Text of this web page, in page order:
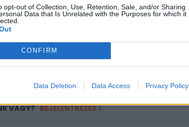
opt-out of Collection, Use, Retention, Sale, and/or Sharing
Data that Is Unrelated with the Purposes for which it
CONFIRM
Data Deletion Data Access Privacy Policy
tartalmazza:
cikkarchívum
elmúlt 2 év napon belüli
VAGY? BEJELENTKEZÉS